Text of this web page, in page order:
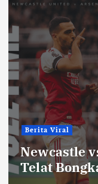
Berita Viral
Newcastle
Telat